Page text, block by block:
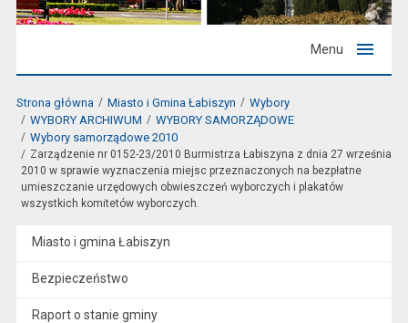
Menu
Strona główna Miasto i Gmina Łabiszyn
Wybory
WYBORY ARCHIWUM
WYBORY SAMORZĄDOWE
Wybory samorządowe 2010
Zarządzenie nr 0152-23/2010 Burmistrza Łabiszyna z dnia 27 września
2010 w sprawie wyznaczenia miejsc przeznaczonych na bezpłatne
umieszczanie urzędowych obwieszczeń wyborczych i plakatów
wszystkich komitetów wyborczych.
Miasto i gmina Łabiszyn
Bezpieczeństwo
Raport o stanie gminy